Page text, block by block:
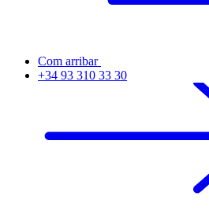
Com arribar
+34 93 310 33 30